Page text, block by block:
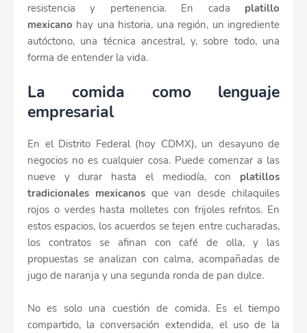
resistencia y pertenencia. En cada platillo
mexicano hay una historia, una región, un ingrediente
autóctono, una técnica ancestral, y, sobre todo, una
forma de entender la vida.
La comida como lenguaje
empresarial
En el Distrito Federal (hoy CDMX), un desayuno de
negocios no es cualquier cosa. Puede comenzar a las
nueve y durar hasta el mediodía, con platillos
tradicionales mexicanosque van desde chilaquiles
rojos o verdes hasta molletes con frijoles refritos. En
estos espacios, los acuerdos se tejen entre cucharadas,
los contratos se afinan con café de olla, y las
propuestas se analizan con calma, acompañadas de
jugo de naranja y una segunda ronda de pan dulce.
No es solo una cuestión de comida. Es el tiempo
compartido, la conversación extendida, el uso de la